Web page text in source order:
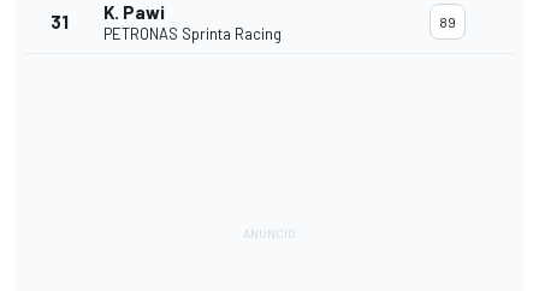
31 K. Pawi
PETRONAS Sprinta Racing
89